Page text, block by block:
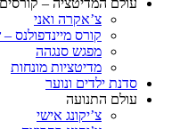
עולם המדיטציה – קורסים
צ’אקרה ואני
קורס
מפגש סנגהה
מדיטציות מונחות
סדנת ילדים ונוער
עולם התנועה
צ’יקונג אישי